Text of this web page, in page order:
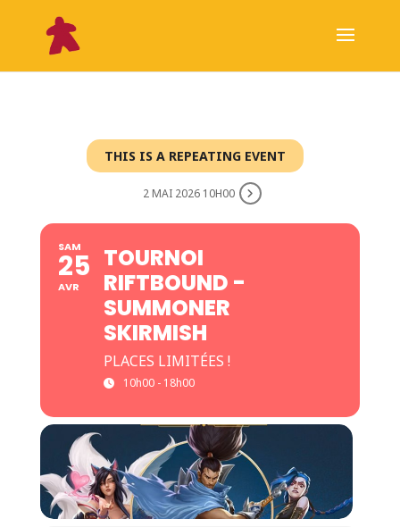
THIS IS A REPEATING EVENT
2 MAI 2026 10H00
SAM
25
AVR
TOURNOI
RIFTBOUND -
SUMMONER
SKIRMISH
PLACES LIMITÉES !
10h00 - 18h00